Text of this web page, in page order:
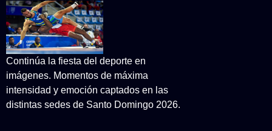
Continúa la fiesta del deporte en
imágenes. Momentos de máxima
intensidad y emoción captados en las
distintas sedes de Santo Domingo 2026.